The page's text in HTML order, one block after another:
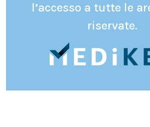
l’accesso a tutte le
riservate.